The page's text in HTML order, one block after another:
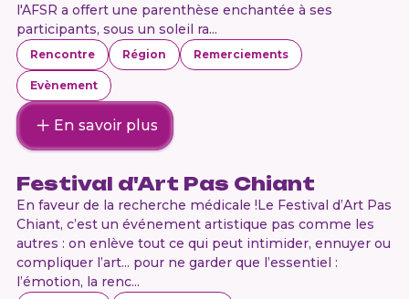
l'AFSR a offert une parenthèse enchantée à ses
participants, sous un soleil ra...
Rencontre Région Remerciements
Evènement
En savoir plus
Festival d'Art Pas Chiant
En faveur de la recherche médicale !Le Festival d’Art Pas
Chiant, c’est un événement artistique pas comme les
autres : on enlève tout ce qui peut intimider, ennuyer ou
compliquer l’art… pour ne garder que l’essentiel :
l’émotion, la renc...